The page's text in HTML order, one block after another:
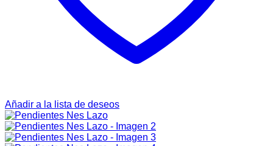
Añadir a la lista de deseos